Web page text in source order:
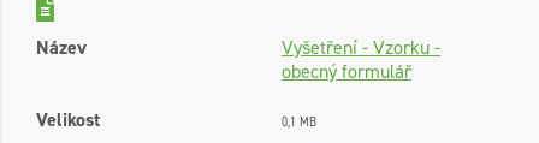
Název
Vyšetření - Vzorku -
obecný formulář
Velikost
0,1 MB